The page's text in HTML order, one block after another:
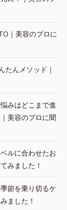
｜美容のプロに
たんメソッド｜
みはどこまで進
美容のプロに聞
ルに合わせたお
みました！
節を乗り切るケ
ました！